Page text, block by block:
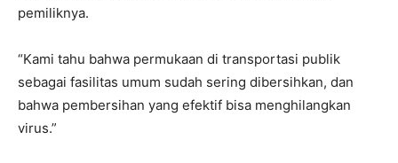
pemiliknya.
“Kami tahu bahwa permukaan di transportasi publik
sebagai fasilitas umum sudah sering dibersihkan, dan
bahwa pembersihan yang efektif bisa menghilangkan
virus.”